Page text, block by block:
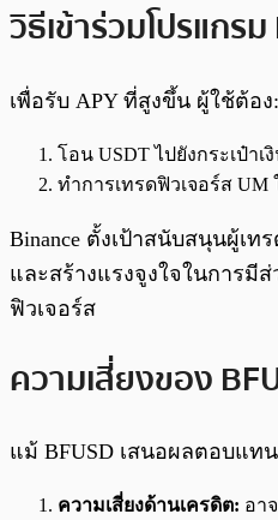
วิธีเข้าร่วมโปรแกรม
เพื่อรับ APY ที่สูงขึ้น ผู้ใช้ต้อง:
โอน USDT ไปยังกระเป๋าเ
ทำการเทรดฟิวเจอร์ส
Binance ตั้งเป้าสนับสนุนผู้เท
และสร้างแรงจูงใจในการมี
ฟิวเจอร์ส
ความเสี่ยงของ
แม้ BFUSD เสนอผลตอบแท
ความเสี่ยงด้านเครดิต: อา